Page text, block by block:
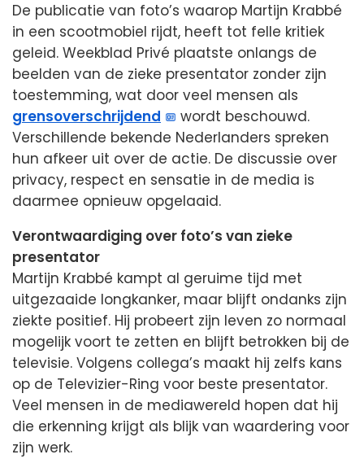
De publicatie van foto’s waarop Martijn Krabbé
in een scootmobiel rijdt, heeft tot felle kritiek
geleid. Weekblad Privé plaatste onlangs de
beelden van de zieke presentator zonder zijn
toestemming, wat door veel mensen als
grensoverschrijdend
wordt beschouwd.
Verschillende bekende Nederlanders spreken
hun afkeer uit over de actie. De discussie over
privacy, respect en sensatie in de media is
daarmee opnieuw opgelaaid.
Verontwaardiging over foto’s van zieke
presentator
Martijn Krabbé kampt al geruime tijd met
uitgezaaide longkanker, maar blijft ondanks zijn
ziekte positief. Hij probeert zijn leven zo normaal
mogelijk voort te zetten en blijft betrokken bij de
televisie. Volgens collega’s maakt hij zelfs kans
op de Televizier-Ring voor beste presentator.
Veel mensen in de mediawereld hopen dat hij
die erkenning krijgt als blijk van waardering voor
zijn werk.